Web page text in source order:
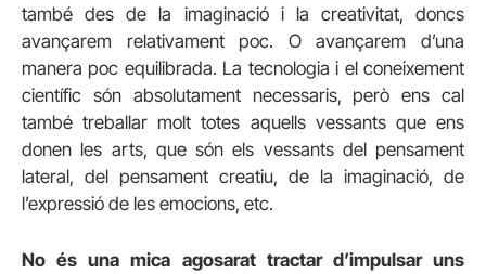
també des de la imaginació i la creativitat, doncs
avançarem relativament poc. O avançarem d’una
manera poc equilibrada. La tecnologia i el coneixement
científic són absolutament necessaris, però ens cal
també treballar molt totes aquells vessants que ens
donen les arts, que són els vessants del pensament
lateral, del pensament creatiu, de la imaginació, de
l’expressió de les emocions, etc.
No és una mica agosarat tractar d’impulsar uns